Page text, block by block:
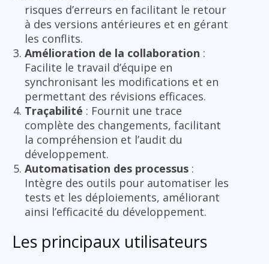
risques d’erreurs en facilitant le retour
à des versions antérieures et en gérant
les conflits.
Amélioration de la collaboration :
Facilite le travail d’équipe en
synchronisant les modifications et en
permettant des révisions efficaces.
Traçabilité : Fournit une trace
complète des changements, facilitant
la compréhension et l’audit du
développement.
Automatisation des processus :
Intègre des outils pour automatiser les
tests et les déploiements, améliorant
ainsi l’efficacité du développement.
Les principaux utilisateurs